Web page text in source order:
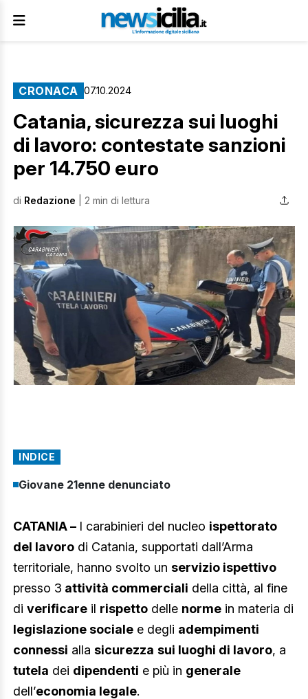
CRONACA 07.10.2024
Catania, sicurezza sui luoghi
di lavoro: contestate sanzioni
per 14.750 euro
di Redazione | 2 min di lettura
INDICE
Giovane 21enne denunciato
CATANIA – I carabinieri del nucleo ispettorato
del lavoro di Catania, supportati dall’Arma
territoriale, hanno svolto un servizio ispettivo
presso 3 attività commerciali della città, al fine
di verificare il rispetto delle norme in materia di
legislazione sociale e degli adempimenti
connessi alla sicurezza sui luoghi di lavoro, a
tutela dei dipendenti e più in generale
dell’economia legale.